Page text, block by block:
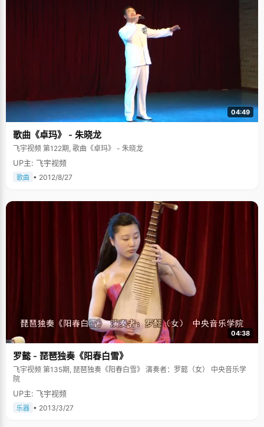
04:49
歌曲《卓玛》 - 朱晓龙
飞宇视频 第122期, 歌曲《卓玛》 - 朱晓龙
UP主: 飞宇视频
歌曲 • 2012/8/27
04:38
罗懿 - 琵琶独奏《阳春白雪》
飞宇视频 第135期, 琵琶独奏《阳春白雪》 演奏者：罗懿（女） 中央音乐学
院
UP主: 飞宇视频
乐器 • 2013/3/27